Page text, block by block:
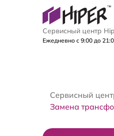
Сервисный центр
Ежедневно с 9:00 до
Сервисный
Замена